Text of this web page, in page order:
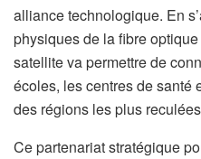
alliance technologique. En
physiques de la fibre
satellite va permettre de
écoles, les centres de santé
des régions les plus
Ce partenariat stratégique